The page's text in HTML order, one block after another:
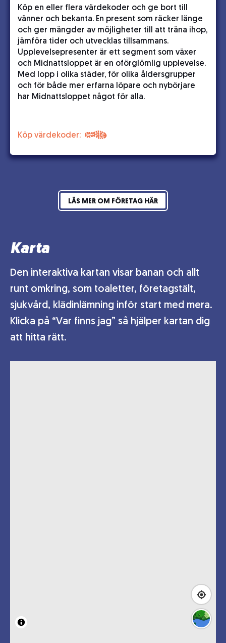
Köp en eller flera värdekoder och ge bort till
vänner och bekanta. En present som räcker länge
och ger mängder av möjligheter till att träna ihop,
jämföra tider och utvecklas tillsammans.
Upplevelsepresenter är ett segment som växer
och Midnattsloppet är en oförglömlig upplevelse.
Med lopp i olika städer, för olika åldersgrupper
och för både mer erfarna löpare och nybörjare
har Midnattsloppet något för alla.
Köp värdekoder:
LÄS MER OM FÖRETAG HÄR
Karta
Den interaktiva kartan visar banan och allt
runt omkring, som toaletter, företagstält,
sjukvård, klädinlämning inför start med mera.
Klicka på “Var finns jag” så hjälper kartan dig
att hitta rätt.